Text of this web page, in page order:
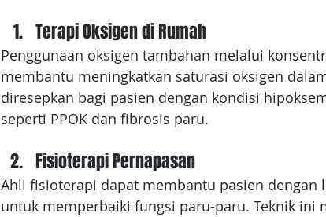
Terapi Oksigen di Rumah
Penggunaan oksigen tambahan melalui
membantu meningkatkan saturasi oksigen
diresepkan bagi pasien dengan kondisi
seperti PPOK dan fibrosis paru.
Fisioterapi Pernapasan
Ahli fisioterapi dapat membantu pasien dengan
untuk memperbaiki fungsi paru-paru. Teknik ini